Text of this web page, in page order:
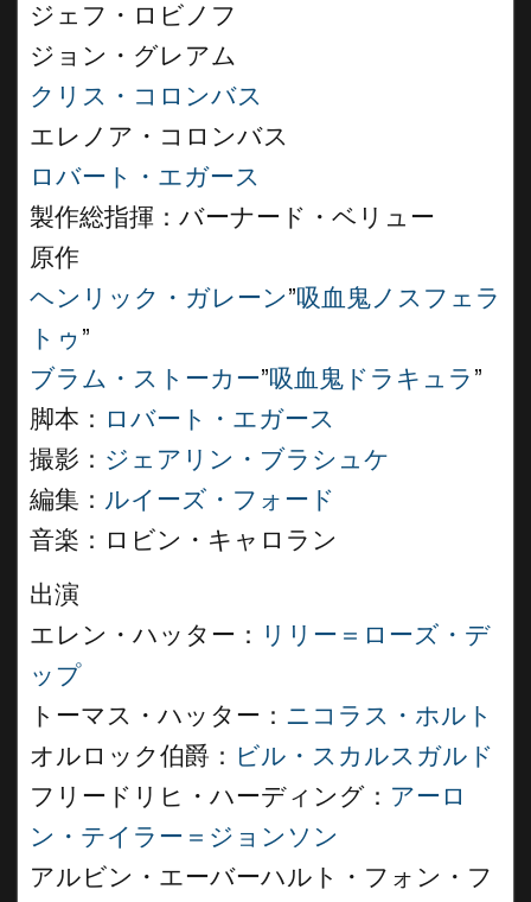
ジェフ・ロビノフ
ジョン・グレアム
クリス・コロンバス
エレノア・コロンバス
ロバート・エガース
製作総指揮：バーナード・ベリュー
原作
ヘンリック・ガレーン”吸血鬼ノスフェラ
トゥ ”
ブラム・ストーカー”吸血鬼ドラキュラ ”
脚本： ロバート・エガース
撮影： ジェアリン・ブラシュケ
編集： ルイーズ・フォード
音楽：ロビン・キャロラン
出演
エレン・ハッター： リリー＝ローズ・デ
ップ
トーマス・ハッター： ニコラス・ホルト
オルロック伯爵： ビル・スカルスガルド
フリードリヒ・ハーディング： アーロ
ン・テイラー＝ジョンソン
アルビン・エーバーハルト・フォン・フ